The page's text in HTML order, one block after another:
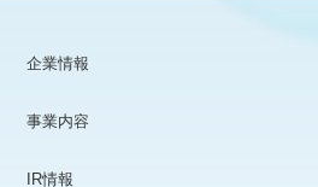
企業情報
事業内容
IR情報